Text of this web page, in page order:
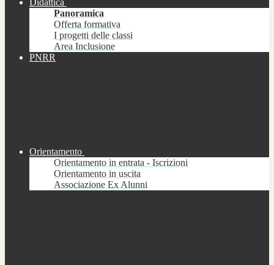
Didattica
Panoramica
Offerta formativa
I progetti delle classi
Area Inclusione
PNRR
Orientamento
Orientamento in entrata - Iscrizioni
Orientamento in uscita
Associazione Ex Alunni